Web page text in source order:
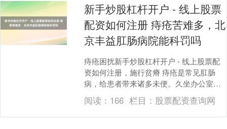
新手炒股杠杆开户 - 线上股票
配资如何注册 痔疮苦难多，北
京丰益肛肠病院能科罚吗
痔疮困扰新手炒股杠杆开户 - 线上股票配
资如何注册，施行贫瘠 痔疮是常见肛肠
病，给患者带来诸多未便。久坐办公室的
上班族，因长时期坐着，血液轮回不畅，
易患痔疮；相....
阅读： 166 栏目： 股票配资查询网
上证综指 3919.51 +19.16 +0.49%
深证成指 14295.08 +184.96 +1.31%